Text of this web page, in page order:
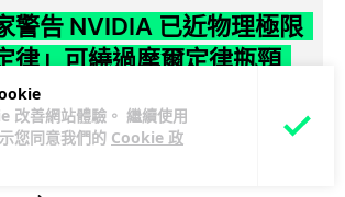
改善網站體驗。 繼續使用
您同意我們的 Cookie 政
警告 NVIDIA 已近物理極限
律」可繞過摩爾定律瓶頸
學家廖恒罕見接受近 5 小時專訪，警告
片巨頭正逼近物理極限，傳統製程升級已失經
華為...